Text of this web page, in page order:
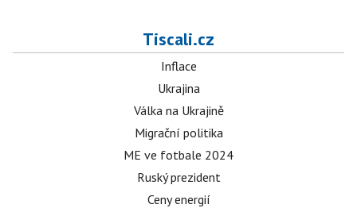
Tiscali.cz
Inflace
Ukrajina
Válka na Ukrajině
Migrační politika
ME ve fotbale 2024
Ruský prezident
Ceny energií